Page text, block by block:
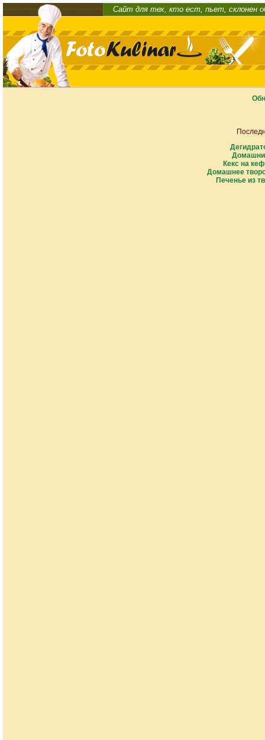
Сайт для тех, кто ест, пьет, склонен
Кекс на
Домашнее
Печенье из